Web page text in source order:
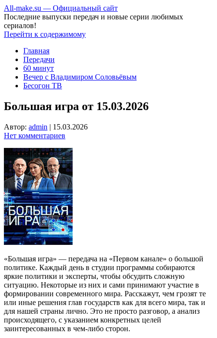
All-make.su — Официальный сайт
Последние выпуски передач и новые серии любимых
сериалов!
Перейти к содержимому
Главная
Передачи
60 минут
Вечер с Владимиром Соловьёвым
Бесогон ТВ
Большая игра от 15.03.2026
Автор: admin | 15.03.2026
Нет комментариев
«Большая игра» — передача на «Первом канале» о большой
политике. Каждый день в студии программы собираются
яркие политики и эксперты, чтобы обсудить сложную
ситуацию. Некоторые из них и сами принимают участие в
формировании современного мира. Расскажут, чем грозят те
или иные решения глав государств как для всего мира, так и
для нашей страны лично. Это не просто разговор, а анализ
происходящего, с указанием конкретных целей
заинтересованных в чем-либо сторон.